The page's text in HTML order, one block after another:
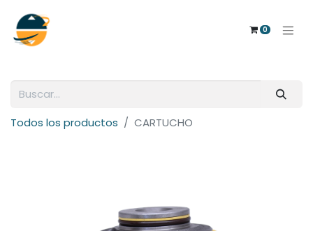
0
Todos los productos CARTUCHO